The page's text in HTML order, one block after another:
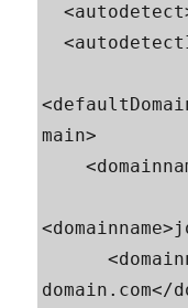
  <autodetect>false</autodetect>
  <autodetectIP>false</autodetectIP>
main>
    <domainnames>
      <domainname>another-
domain.com</